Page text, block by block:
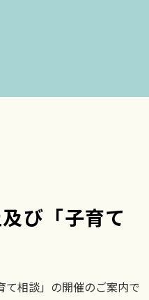
び「子育て
て相談」の開催のご案内で